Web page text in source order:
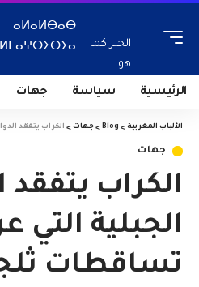
الخبر كما
هو...
ⴰⵍⴰⵍⴱⴰⴱ
الرئيسية سياسة جهات
الألباب المغربية >
Blog
> جهات > الكراب يتفقد
جهات
الكراب يتفقد
الجبلية التي
تساقطات